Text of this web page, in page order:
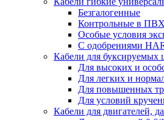
Безгалогенные
Контрольные в ПВХ
Особые условия
С одобрениями
Кабели для буксируемых
Для высоких и
Для легких и
Для повышенных
Для условий
Кабели для двигателей,